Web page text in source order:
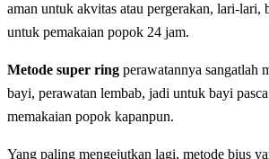
aman untuk akvitas atau pergerakan, lari-lari,
untuk pemakaian popok 24 jam.
Metode super ring perawatannya sangatlah
bayi, perawatan lembab, jadi untuk bayi
memakaian popok kapanpun.
Yang paling mengejutkan lagi, metode bius